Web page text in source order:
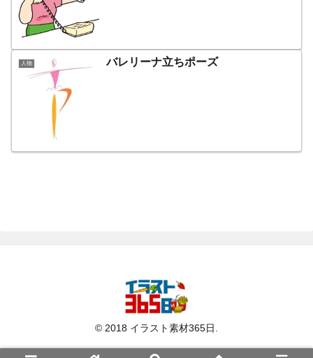
人物 バレリーナ立ちポーズ
© 2018 イラスト素材365日.